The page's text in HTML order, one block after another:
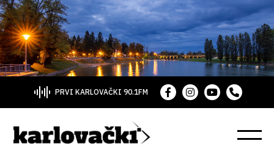
PRVI KARLOVAČKI 90.1FM